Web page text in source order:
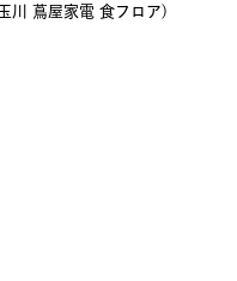
川 蔦屋家電 食フロア)